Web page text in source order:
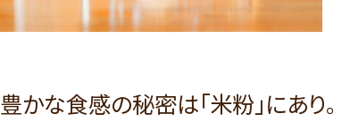
豊かな食感の秘密は「米粉」にあり。